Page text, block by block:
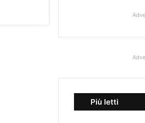
Più letti